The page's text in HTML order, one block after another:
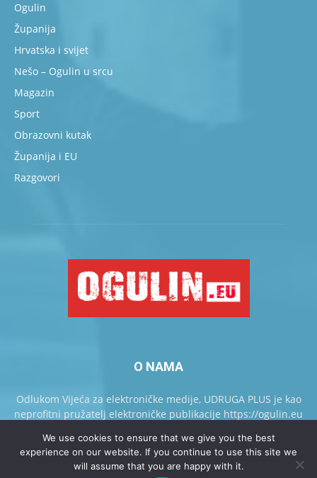
Ogulin
Županija
Hrvatska i svijet
Nešo – Ogulin u srcu
Magazin
Sport
Obrazovni kutak
Županija i EU
Razgovori
O NAMA
Odlukom Vijeća za elektroničke medije, UDRUGA PLUS je kao
neprofitni pružatelj elektroničke publikacije https://ogulin.eu
Kontaktirajte nas Oglašavanje
We use cookies to ensure that we give you the best
experience on our website. If you continue to use this site we
will assume that you are happy with it.